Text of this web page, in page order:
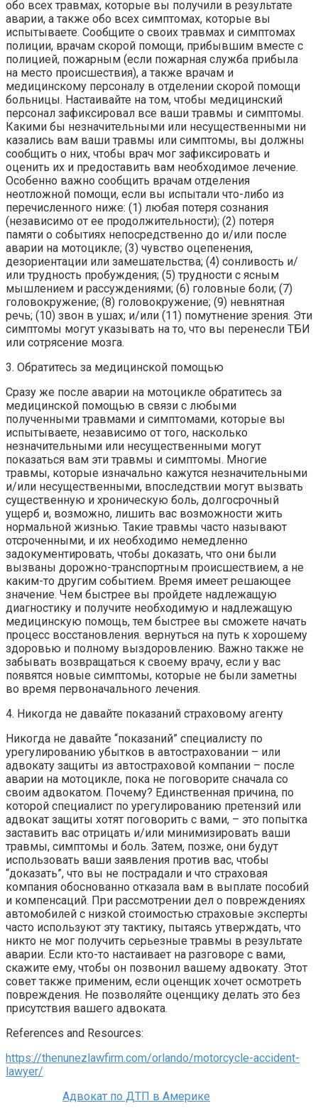
обо всех травмах, которые вы получили в результате
аварии, а также обо всех симптомах, которые вы
испытываете. Сообщите о своих травмах и симптомах
полиции, врачам скорой помощи, прибывшим вместе с
полицией, пожарным (если пожарная служба прибыла
на место происшествия), а также врачам и
медицинскому персоналу в отделении скорой помощи
больницы. Настаивайте на том, чтобы медицинский
персонал зафиксировал все ваши травмы и симптомы.
Какими бы незначительными или несущественными ни
казались вам ваши травмы или симптомы, вы должны
сообщить о них, чтобы врач мог зафиксировать и
оценить их и предоставить вам необходимое лечение.
Особенно важно сообщить врачам отделения
неотложной помощи, если вы испытали что-либо из
перечисленного ниже: (1) любая потеря сознания
(независимо от ее продолжительности); (2) потеря
памяти о событиях непосредственно до и/или после
аварии на мотоцикле; (3) чувство оцепенения,
дезориентации или замешательства; (4) сонливость и/
или трудность пробуждения; (5) трудности с ясным
мышлением и рассуждениями; (6) головные боли; (7)
головокружение; (8) головокружение; (9) невнятная
речь; (10) звон в ушах; и/или (11) помутнение зрения. Эти
симптомы могут указывать на то, что вы перенесли ТБИ
или сотрясение мозга.
3. Обратитесь за медицинской помощью
Сразу же после аварии на мотоцикле обратитесь за
медицинской помощью в связи с любыми
полученными травмами и симптомами, которые вы
испытываете, независимо от того, насколько
незначительными или несущественными могут
показаться вам эти травмы и симптомы. Многие
травмы, которые изначально кажутся незначительными
и/или несущественными, впоследствии могут вызвать
существенную и хроническую боль, долгосрочный
ущерб и, возможно, лишить вас возможности жить
нормальной жизнью. Такие травмы часто называют
отсроченными, и их необходимо немедленно
задокументировать, чтобы доказать, что они были
вызваны дорожно-транспортным происшествием, а не
каким-то другим событием. Время имеет решающее
значение. Чем быстрее вы пройдете надлежащую
диагностику и получите необходимую и надлежащую
медицинскую помощь, тем быстрее вы сможете начать
процесс восстановления. вернуться на путь к хорошему
здоровью и полному выздоровлению. Важно также не
забывать возвращаться к своему врачу, если у вас
появятся новые симптомы, которые не были заметны
во время первоначального лечения.
4. Никогда не давайте показаний страховому агенту
Никогда не давайте “показаний” специалисту по
урегулированию убытков в автостраховании – или
адвокату защиты из автостраховой компании – после
аварии на мотоцикле, пока не поговорите сначала со
своим адвокатом. Почему? Единственная причина, по
которой специалист по урегулированию претензий или
адвокат защиты хотят поговорить с вами, – это попытка
заставить вас отрицать и/или минимизировать ваши
травмы, симптомы и боль. Затем, позже, они будут
использовать ваши заявления против вас, чтобы
“доказать”, что вы не пострадали и что страховая
компания обоснованно отказала вам в выплате пособий
и компенсаций. При рассмотрении дел о повреждениях
автомобилей с низкой стоимостью страховые эксперты
часто используют эту тактику, пытаясь утверждать, что
никто не мог получить серьезные травмы в результате
аварии. Если кто-то настаивает на разговоре с вами,
скажите ему, чтобы он позвонил вашему адвокату. Этот
совет также применим, если оценщик хочет осмотреть
повреждения. Не позволяйте оценщику делать это без
присутствия вашего адвоката.
References and Resources:
https://thenunezlawfirm.com/orlando/motorcycle-accident-
lawyer/
Адвокат по ДТП в Америке